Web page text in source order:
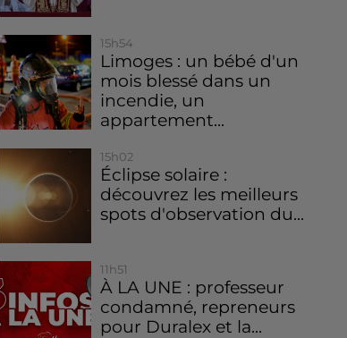
15h54
Limoges : un bébé d'un
mois blessé dans un
incendie, un
appartement...
15h02
Éclipse solaire :
découvrez les meilleurs
spots d'observation du...
11h51
À LA UNE : professeur
condamné, repreneurs
pour Duralex et la...